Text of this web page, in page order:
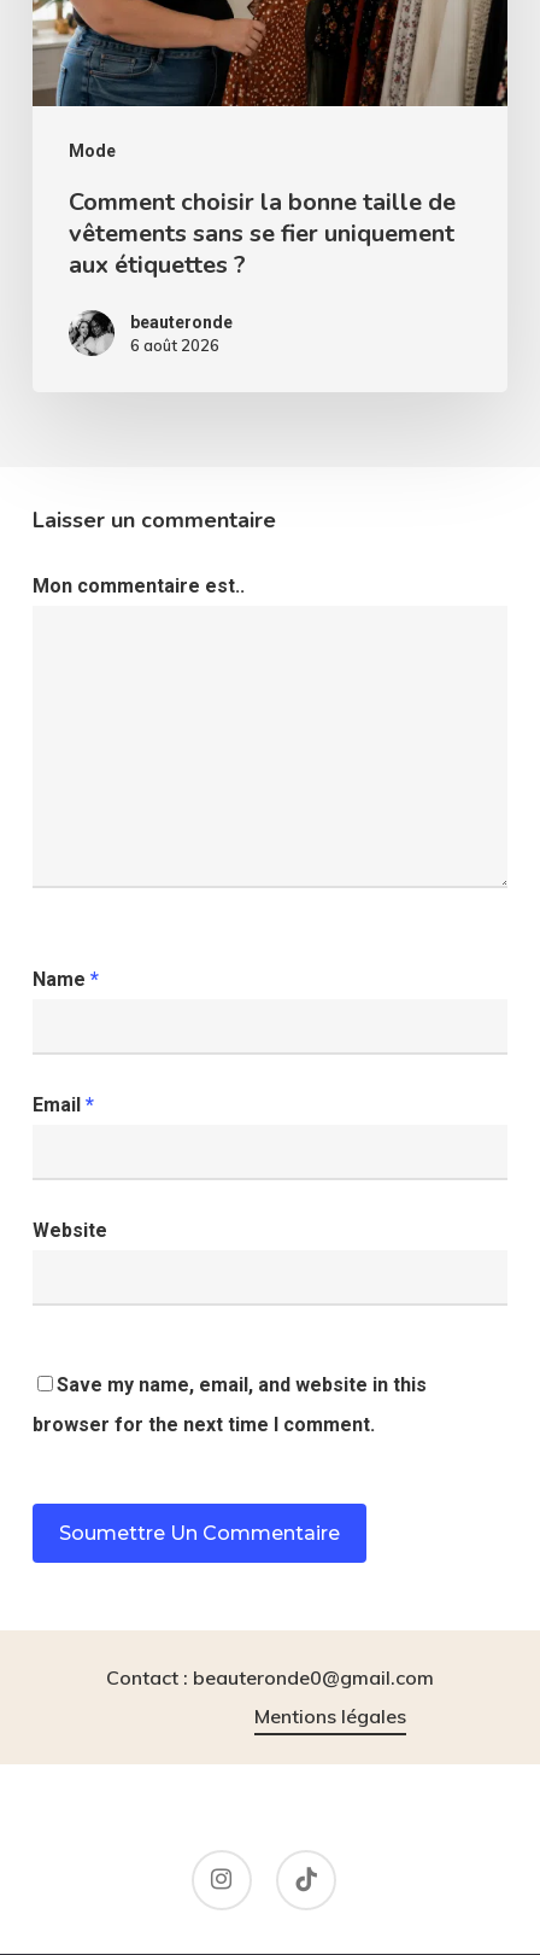
Mode
vêtements
sans
se
uniquement
étiquettes
Comment choisir la bonne taille de
vêtements sans se fier uniquement
aux étiquettes ?
beauteronde
6 août 2026
Laisser un commentaire
Mon commentaire est..
Name *
Email *
Website
Save my name, email, and website in this
browser for the next time I comment.
Contact : beauteronde0@gmail.com
Mentions légales
instagram tiktok